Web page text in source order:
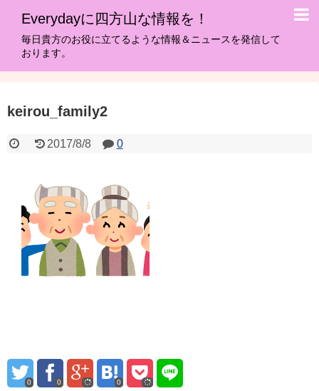
Everydayに四方山な情報を！
毎日貴方のお役に立てるような情報＆ニュースを発信して
おります。
keirou_family2
2017/8/8 0
0 0 0